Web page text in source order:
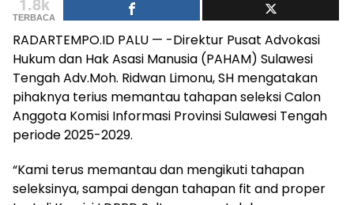
TERBACA
RADARTEMPO.ID PALU — -Direktur Pusat Advokasi
Hukum dan Hak Asasi Manusia (PAHAM) Sulawesi
Tengah Adv.Moh. Ridwan Limonu, SH mengatakan
pihaknya terius memantau tahapan seleksi Calon
Anggota Komisi Informasi Provinsi Sulawesi Tengah
periode 2025-2029.
“Kami terus memantau dan mengikuti tahapan
seleksinya, sampai dengan tahapan fit and proper